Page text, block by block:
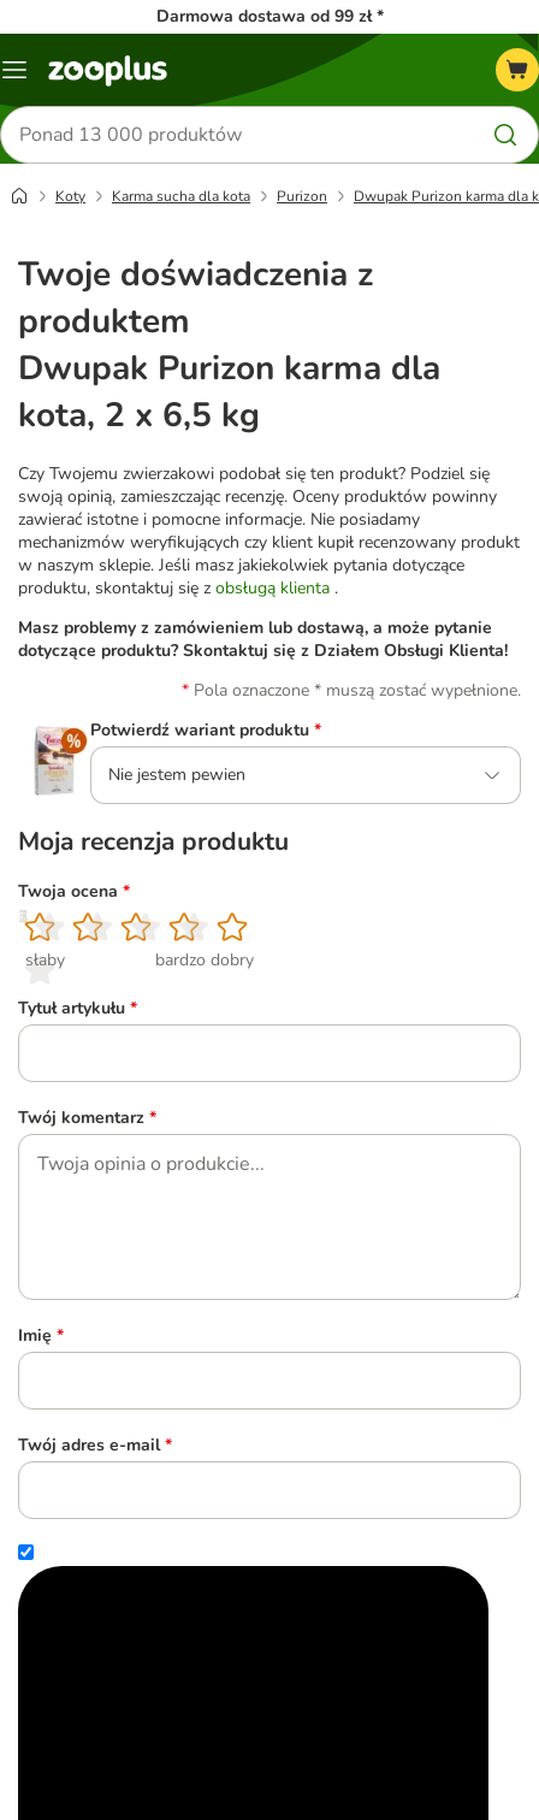
Darmowa dostawa od 99 zł *
Menu
Szukaj
produktów
Koty Karma sucha dla kota Purizon Dwupak Purizon karma dla
Twoje doświadczenia z
produktem
Dwupak Purizon karma dla
kota, 2 x 6,5 kg
Czy Twojemu zwierzakowi podobał się ten produkt? Podziel się
swoją opinią, zamieszczając recenzję. Oceny produktów powinny
zawierać istotne i pomocne informacje. Nie posiadamy
mechanizmów weryfikujących czy klient kupił recenzowany produkt
w naszym sklepie. Jeśli masz jakiekolwiek pytania dotyczące
produktu, skontaktuj się z obsługą klienta .
Masz problemy z zamówieniem lub dostawą, a może pytanie
dotyczące produktu? Skontaktuj się z Działem Obsługi Klienta!
Pola oznaczone * muszą zostać wypełnione.
Potwierdź wariant produktu *
Nie jestem pewien
Moja recenzja produktu
Twoja ocena *
1
słaby
2
3
4
5
bardzo dobry
Tytuł artykułu *
Twój komentarz *
Imię *
Twój adres e-mail *